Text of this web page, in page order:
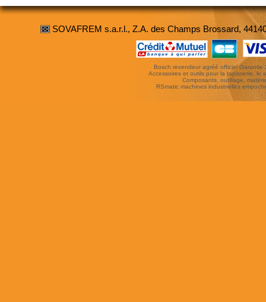
SOVAFREM s.a.r.l., Z.A. des Champs Brossard,
Bosch revendeur agréé officiel Garantie
Accessoires et outils pour la tapisserie, le
Composants, outillage,
RSmatic machines industrielles